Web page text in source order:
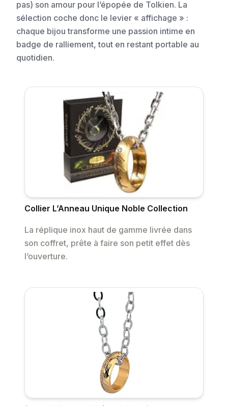
pas) son amour pour l’épopée de Tolkien. La
sélection coche donc le levier « affichage » :
chaque bijou transforme une passion intime en
badge de ralliement, tout en restant portable au
quotidien.
Collier L’Anneau Unique Noble Collection
La réplique inox haut de gamme livrée dans
son coffret, prête à faire son petit effet dès
l’ouverture.